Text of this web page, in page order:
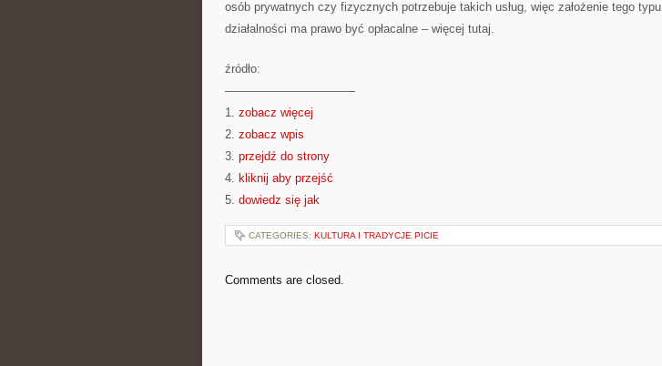
osób prywatnych czy fizycznych potrzebuje takich usług, więc założenie tego typu
działalności ma prawo być opłacalne – więcej tutaj.
źródło:
———————————
1. zobacz więcej
2. zobacz wpis
3. przejdź do strony
4. kliknij aby przejść
5. dowiedz się jak
CATEGORIES: KULTURA I TRADYCJE PICIE
Comments are closed.